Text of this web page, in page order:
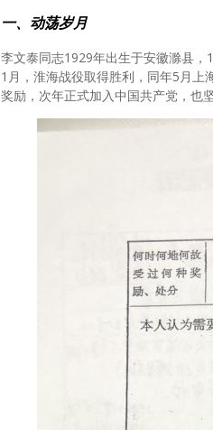
一、动荡岁月
李文泰同志1929年出生于安徽滁县
1月，淮海战役取得胜利，同年5月上
奖励，次年正式加入中国共产党，也